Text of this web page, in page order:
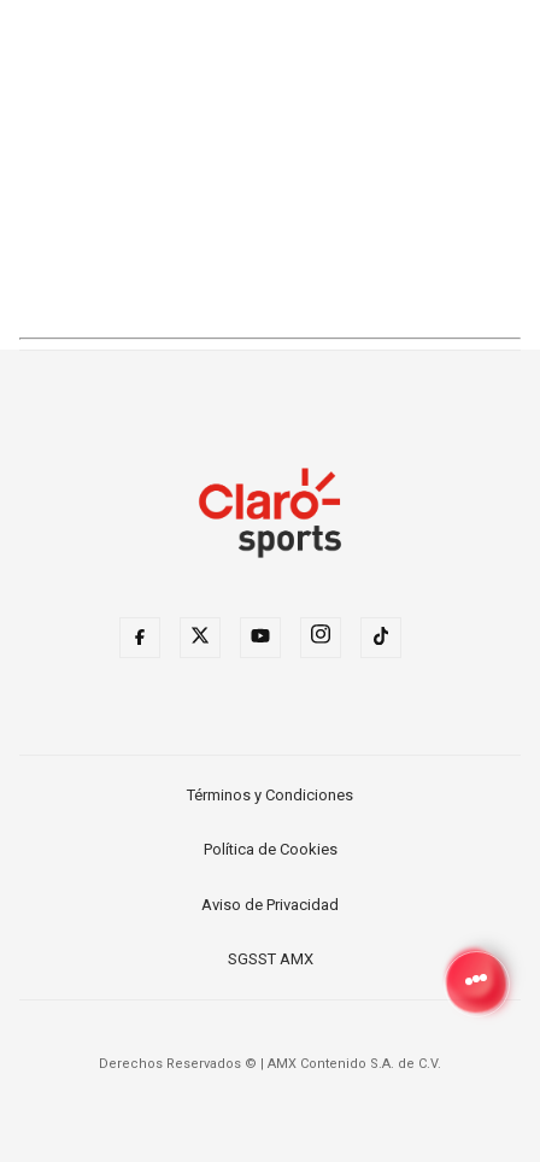
Términos y Condiciones
Política de Cookies
Aviso de Privacidad
SGSST AMX
Derechos Reservados © | AMX Contenido S.A. de C.V.